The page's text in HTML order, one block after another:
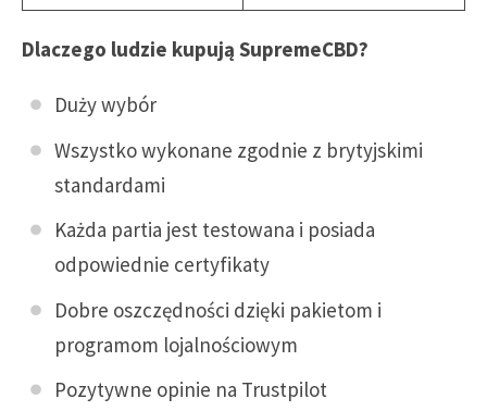
Dlaczego ludzie kupują SupremeCBD?
Duży wybór
Wszystko wykonane zgodnie z brytyjskimi
standardami
Każda partia jest testowana i posiada
odpowiednie certyfikaty
Dobre oszczędności dzięki pakietom i
programom lojalnościowym
Pozytywne opinie na Trustpilot